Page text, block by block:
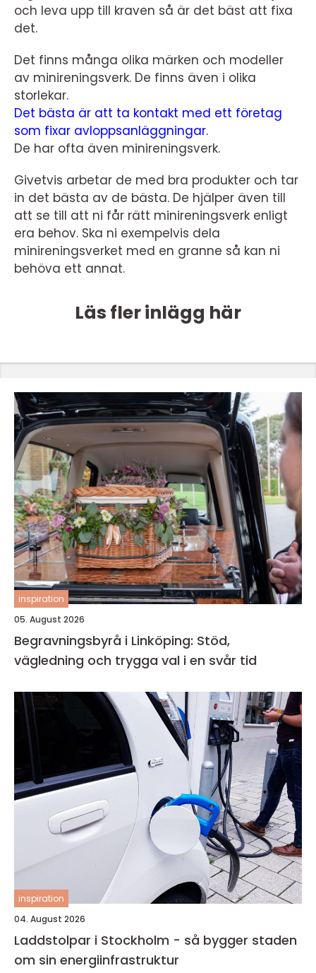
och leva upp till kraven så är det bäst att fixa
det.
Det finns många olika märken och modeller
av minireningsverk. De finns även i olika
storlekar.
Det bästa är att ta kontakt med ett företag
som fixar avloppsanläggningar.
De har ofta även minireningsverk.
Givetvis arbetar de med bra produkter och tar
in det bästa av de bästa. De hjälper även till
att se till att ni får rätt minireningsverk enligt
era behov. Ska ni exempelvis dela
minireningsverket med en granne så kan ni
behöva ett annat.
Läs fler inlägg här
inspiration
05. August 2026
Begravningsbyrå i Linköping: Stöd,
vägledning och trygga val i en svår tid
inspiration
04. August 2026
Laddstolpar i Stockholm - så bygger staden
om sin energiinfrastruktur